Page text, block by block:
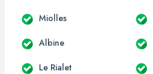
Miolles
Albine
Le Rialet